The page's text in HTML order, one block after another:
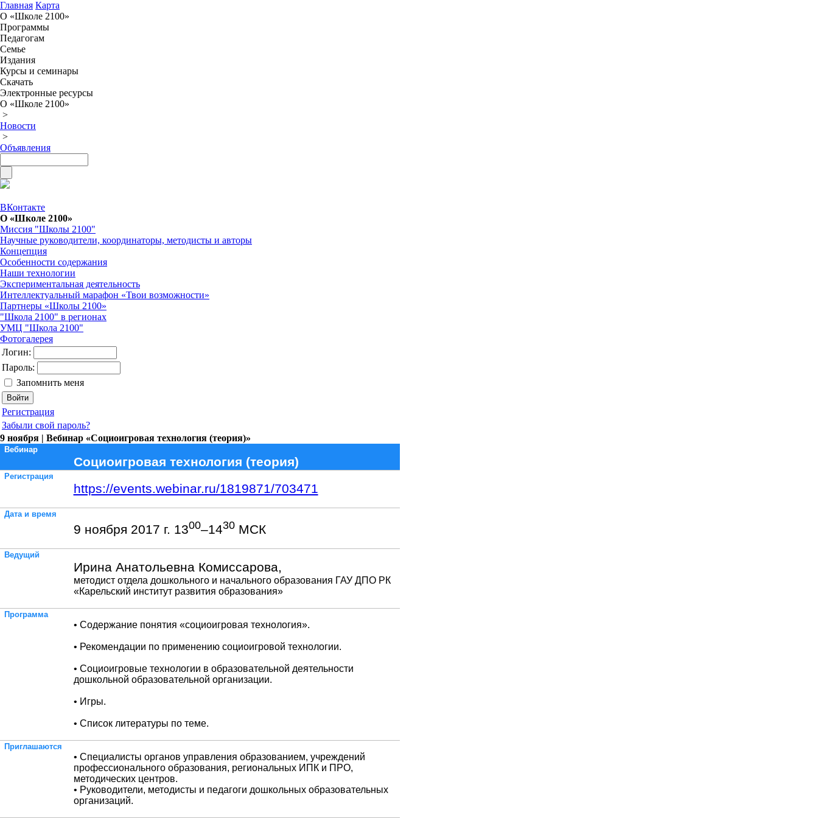
Главная Карта
О «Школе 2100»
Программы
Педагогам
Семье
Издания
Курсы и семинары
Скачать
Электронные ресурсы
О «Школе 2100»
>
Новости
>
Объявления
ВКонтакте
О «Школе 2100»
Миссия "Школы 2100"
Научные руководители, координаторы, методисты и авторы
Концепция
Особенности содержания
Наши технологии
Экспериментальная деятельность
Интеллектуальный марафон «Твои возможности»
Партнеры «Школы 2100»
"Школа 2100" в регионах
УМЦ "Школа 2100"
Фотогалерея
Логин:
Пароль:
Запомнить меня
Регистрация
Забыли свой пароль?
9 ноября | Вебинар «Социоигровая технология (теория)»
Вебинар
Социоигровая технология (теория)
Регистрация
https://events.webinar.ru/1819871/703471
Дата и время
9 ноября 2017 г. 1300–1430МСК
Ведущий
Ирина Анатольевна Комиссарова,
методист отдела дошкольного и начального образования ГАУ ДПО РК
«Карельский институт развития образования»
Программа
• Содержание понятия «социоигровая технология».
• Рекомендации по применению социоигровой технологии.
• Социоигровые технологии в образовательной деятельности
дошкольной образовательной организации.
• Игры.
• Список литературы по теме.
Приглашаются
• Специалисты органов управления образованием, учреждений
профессионального образования, региональных ИПК и ПРО,
методических центров.
• Руководители, методисты и педагоги дошкольных образовательных
организаций.